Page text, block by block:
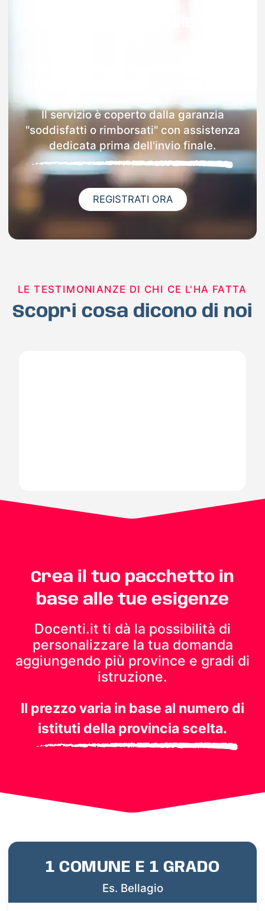
Il servizio è coperto dalla garanzia
"soddisfatti o rimborsati" con assistenza
dedicata prima dell'invio finale.
REGISTRATI ORA
LE TESTIMONIANZE DI CHI CE L'HA FATTA
Scopri cosa dicono di noi
Crea il tuo pacchetto in
base alle tue esigenze
Docenti.it ti dà la possibilità di
personalizzare la tua domanda
aggiungendo più province e gradi di
istruzione.
Il prezzo varia in base al numero di
istituti della provincia scelta.
1 COMUNE E 1 GRADO
Es. Bellagio